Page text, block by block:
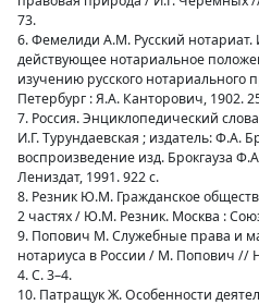
73.
6. Фемелиди А.М. Русский нотариат.
действующее нотариальное
изучению русского
Петербург : Я.А. Канторович, 1902.
7. Россия. Энциклопедический
И.Г. Турундаевская ; издатель: Ф.А.
воспроизведение изд. Брокгауза
Лениздат, 1991. 922 с.
8. Резник Ю.М. Гражданское
2 частях / Ю.М. Резник. Москва :
9. Попович М. Служебные права и
нотариуса в России / М. Попович //
4. С. 3–4.
10. Патращук Ж. Особенности